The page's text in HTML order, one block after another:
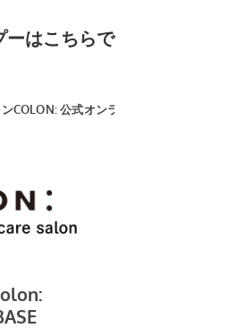
ーはこちらで